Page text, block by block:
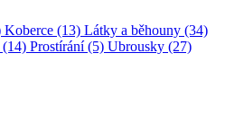
Koberce (13) Látky a běhouny (34)
(14) Prostírání (5) Ubrousky (27)